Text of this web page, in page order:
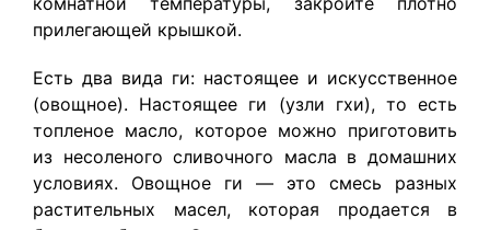
прилегающей крышкой.
Есть два вида ги: настоящее и искусственное
(овощное). Настоящее ги (узли гхи), то есть
топленое масло, которое можно приготовить
из несоленого сливочного масла в домашних
условиях. Овощное ги — это смесь разных
растительных масел, которая продается в